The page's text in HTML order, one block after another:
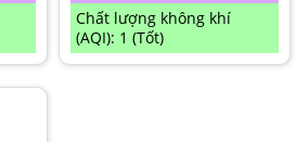
Chất lượng không khí
(AQI): 1 (Tốt)